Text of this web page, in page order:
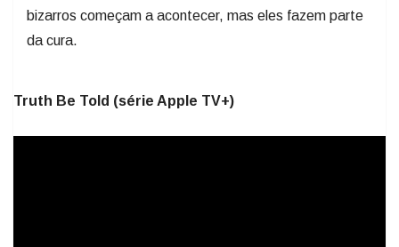
bizarros começam a acontecer, mas eles fazem parte
da cura.
Truth Be Told (série Apple TV+)